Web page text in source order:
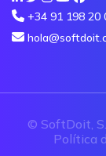
+34 91 198 20
© SoftDoit,
Política